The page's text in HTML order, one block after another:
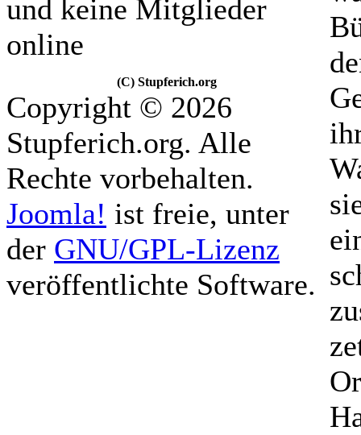
und keine Mitglieder
online
(C) Stupferich.org
Copyright © 2026
Stupferich.org. Alle
Rechte vorbehalten.
Joomla! ist freie, unter
der GNU/GPL-Lizenz
veröffentlichte Software.